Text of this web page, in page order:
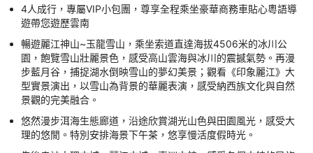
4人成行，專屬VIP小包團，尊享全程乘坐豪華商務車貼心粵語導
遊帶您遊歷雲南
暢遊麗江神山~玉龍雪山，乘坐索道直達海拔4506米的冰川公
園，飽覽雪山壯麗景色，感受高山雲海與冰川的震撼氣勢。再漫
步藍月谷，捕捉湖水倒映雪山的夢幻美景；觀看《印象麗江》大
型實景演出，以雪山為背景的華麗表演，感受納西族文化與自然
景觀的完美融合。
悠然漫步洱海生態廊道，沿途欣賞湖光山色與田園風光，感受大
理的悠閒。特別安排海景下午茶，悠享慢活度假時光。